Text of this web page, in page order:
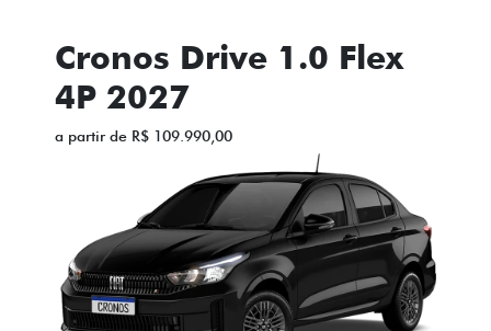
Cronos Drive 1.0 Flex
4P 2027
a partir de R$ 109.990,00